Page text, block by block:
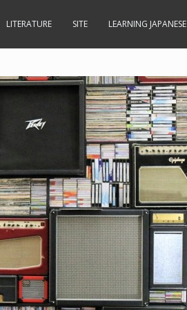
LITERATURE SITE LEARNING JAPANESE